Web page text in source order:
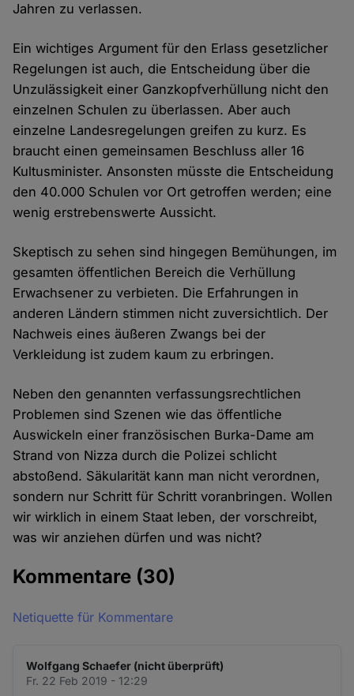
Jahren zu verlassen.
Ein wichtiges Argument für den Erlass gesetzlicher
Regelungen ist auch, die Entscheidung über die
Unzulässigkeit einer Ganzkopfverhüllung nicht den
einzelnen Schulen zu überlassen. Aber auch
einzelne Landesregelungen greifen zu kurz. Es
braucht einen gemeinsamen Beschluss aller 16
Kultusminister. Ansonsten müsste die Entscheidung
den 40.000 Schulen vor Ort getroffen werden; eine
wenig erstrebenswerte Aussicht.
Skeptisch zu sehen sind hingegen Bemühungen, im
gesamten öffentlichen Bereich die Verhüllung
Erwachsener zu verbieten. Die Erfahrungen in
anderen Ländern stimmen nicht zuversichtlich. Der
Nachweis eines äußeren Zwangs bei der
Verkleidung ist zudem kaum zu erbringen.
Neben den genannten verfassungsrechtlichen
Problemen sind Szenen wie das öffentliche
Auswickeln einer französischen Burka-Dame am
Strand von Nizza durch die Polizei schlicht
abstoßend. Säkularität kann man nicht verordnen,
sondern nur Schritt für Schritt voranbringen. Wollen
wir wirklich in einem Staat leben, der vorschreibt,
was wir anziehen dürfen und was nicht?
Kommentare (30)
Netiquette für Kommentare
Wolfgang Schaefer (nicht überprüft)
Fr. 22 Feb 2019 - 12:29